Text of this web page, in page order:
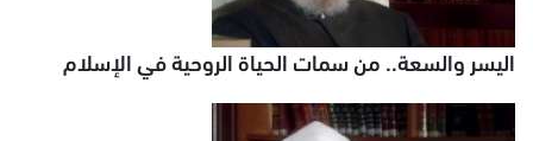
اليسر والسعة.. من سمات الحياة الروحية في الإسلام